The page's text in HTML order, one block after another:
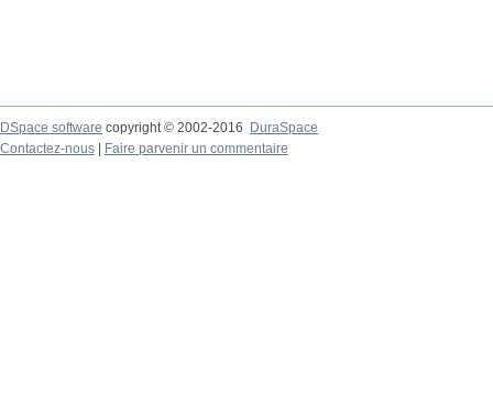
DSpace software copyright © 2002-2016
DuraSpace
Contactez-nous
Faire parvenir un commentaire